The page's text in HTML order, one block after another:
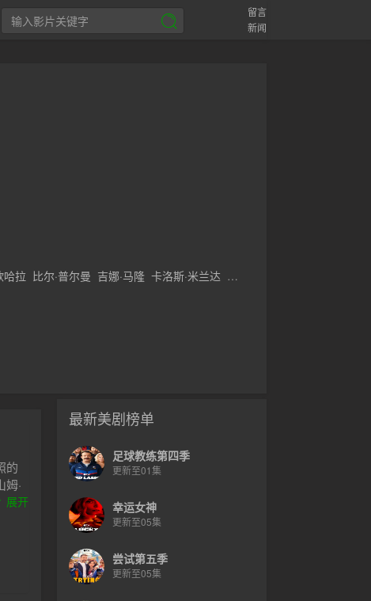
留言
新闻
哈拉 比尔·普尔曼 吉娜·马隆 卡洛斯·米兰达
的
·
怪
展开
最新美剧榜单
足球教练第四季
更新至01集
幸运女神
更新至05集
尝试第五季
更新至05集